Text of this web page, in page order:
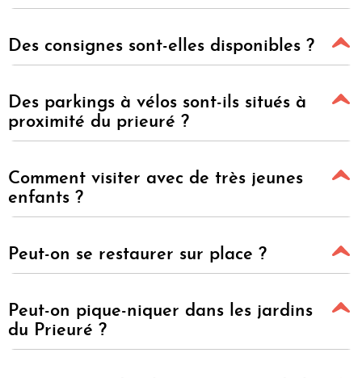
Des consignes sont-elles disponibles ?
Des parkings à vélos sont-ils situés à
proximité du prieuré ?
Comment visiter avec de très jeunes
enfants ?
Peut-on se restaurer sur place ?
Peut-on pique-niquer dans les jardins
du Prieuré ?